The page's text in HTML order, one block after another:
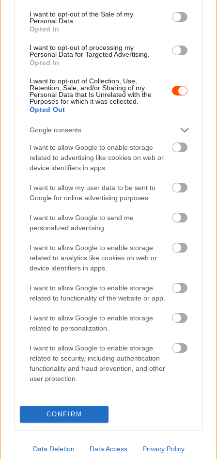
consent section.
I want to opt-out of the Sale of my
Personal Data.
Opted In
I want to opt-out of processing my
Personal Data for Targeted Advertising.
Opted In
I want to opt-out of Collection, Use,
Retention, Sale, and/or Sharing of my
Personal Data that Is Unrelated with the
Purposes for which it was collected.
Opted Out
Google consents
I want to allow Google to enable storage
related to advertising like cookies on web or
device identifiers in apps.
I want to allow my user data to be sent to
Google for online advertising purposes.
I want to allow Google to send me
personalized advertising.
I want to allow Google to enable storage
related to analytics like cookies on web or
device identifiers in apps.
I want to allow Google to enable storage
related to functionality of the website or app.
I want to allow Google to enable storage
related to personalization.
I want to allow Google to enable storage
related to security, including authentication
functionality and fraud prevention, and other
user protection.
CONFIRM
Data Deletion Data Access Privacy Policy
végén pedig Zandvoortban, az egyik kedvenc pályámon
megy tovább a bajnoki küzdelem” – összegzett Martin.
A Ferrari garázsa előtt / Fotó: Jakob Ebrey Photography
A 16 esztendős versenyző véleményét osztotta Kiss Pál
Tamás, a Motorsport Talent Management (MOTAM)
az eredménynél az, amit a pályán láttunk a magyar
versenyzőtől. „Azzal, hogy ekkorákat csatázott és
elképesztően látványos előzéseket mutatott be, sokkal
inkább meg tudta mutatni a tudását, mintha jobb
pozícióban egyedül autózott volna és nem történt volna
vele semmi. Martin egy ilyen komoly, nagy presztízsű
versenyen megmutatta, hogy mire képes a pályán.”
Őry Tamás, a MOTAM ügyvezető igazgatója
összességében sikeresnek értékelte a Brit Nagydíj
hétvégéjét, és elárulta, hogy a háttérben is fontos munka
nyilvánvalóan a három rajthelyes büntetés számlájára
írható, de ezeket a helyzeteket is meg kell tanulnunk
Focinyelven szólva adható volt, még ha mi nem is adtuk